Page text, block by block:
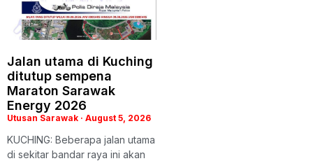
Jalan utama di Kuching
ditutup sempena
Maraton Sarawak
Energy 2026
Utusan Sarawak August 5, 2026
KUCHING: Beberapa jalan utama
di sekitar bandar raya ini akan